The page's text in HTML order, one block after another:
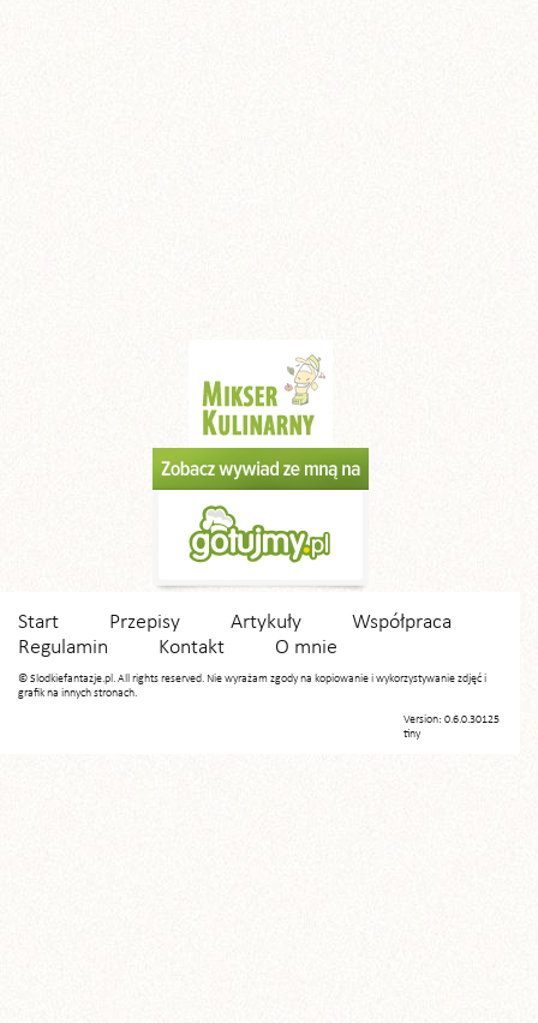
Start Przepisy Artykuły
Współpraca
Regulamin
Kontakt O mnie
© Slodkiefantazje.pl. All rights reserved. Nie wyrażam zgody na kopiowanie i wykorzystywanie zdjęć i
grafik na innych stronach.
Version: 0.6.0.30125
tiny